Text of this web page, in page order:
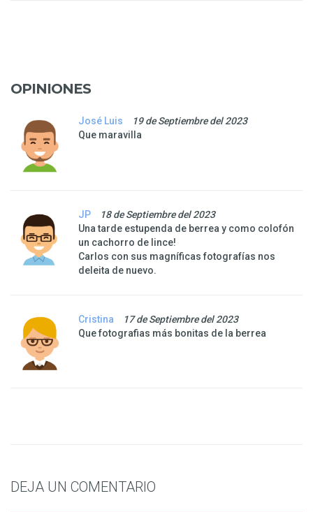
OPINIONES
José Luis
19 de Septiembre del 2023
Que maravilla
JP
18 de Septiembre del 2023
Una tarde estupenda de berrea y como colofón
un cachorro de lince!
Carlos con sus magníficas fotografías nos
deleita de nuevo.
Cristina
17 de Septiembre del 2023
Que fotografias más bonitas de la berrea
DEJA UN COMENTARIO